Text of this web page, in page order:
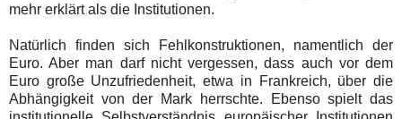
mehr erklärt als die Institutionen.
Natürlich finden sich Fehlkonstruktionen, namentlich der
Euro. Aber man darf nicht vergessen, dass auch vor dem
Euro große Unzufriedenheit, etwa in Frankreich, über die
Abhängigkeit von der Mark herrschte. Ebenso spielt das